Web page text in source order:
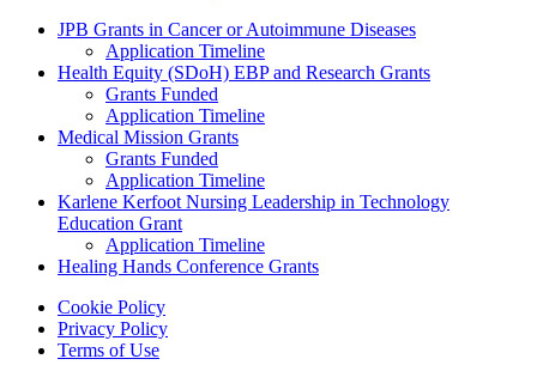
Grants Menu
JPB Grants in Cancer or Autoimmune Diseases
Application Timeline
Health Equity (SDoH) EBP and Research Grants
Grants Funded
Application Timeline
Medical Mission Grants
Grants Funded
Application Timeline
Karlene Kerfoot Nursing Leadership in Technology
Education Grant
Application Timeline
Healing Hands Conference Grants
Footer menu
Cookie Policy
Privacy Policy
Terms of Use